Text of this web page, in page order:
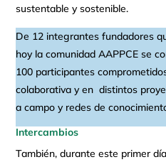
sustentable y sostenible.
De 12 integrantes fundadores
hoy la comunidad AAPPCE se
100 participantes
colaborativa y en distintos
a campo y redes de
Intercambios
También, durante este primer